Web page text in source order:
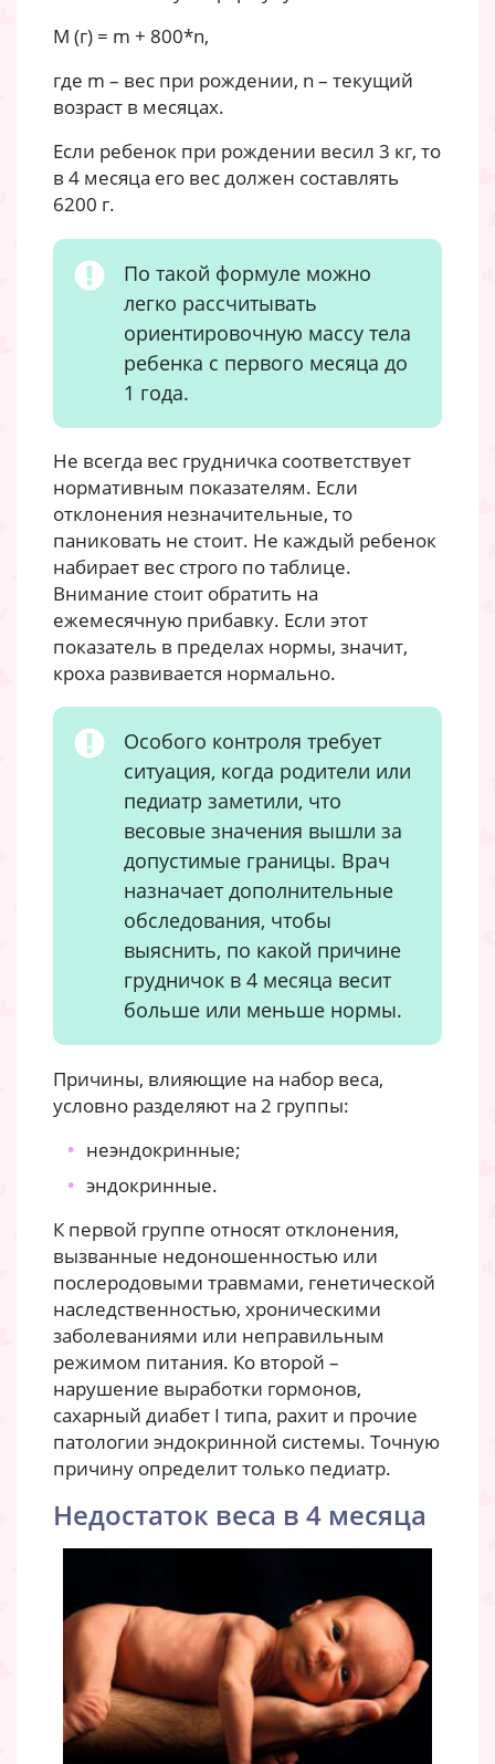
M (г) = m + 800*n,
где m – вес при рождении, n – текущий
возраст в месяцах.
Если ребенок при рождении весил 3 кг, то
в 4 месяца его вес должен составлять
6200 г.
По такой формуле можно
легко рассчитывать
ориентировочную массу тела
ребенка с первого месяца до
1 года.
Не всегда вес грудничка соответствует
нормативным показателям. Если
отклонения незначительные, то
паниковать не стоит. Не каждый ребенок
набирает вес строго по таблице.
Внимание стоит обратить на
ежемесячную прибавку. Если этот
показатель в пределах нормы, значит,
кроха развивается нормально.
Особого контроля требует
ситуация, когда родители или
педиатр заметили, что
весовые значения вышли за
допустимые границы. Врач
назначает дополнительные
обследования, чтобы
выяснить, по какой причине
грудничок в 4 месяца весит
больше или меньше нормы.
Причины, влияющие на набор веса,
условно разделяют на 2 группы:
неэндокринные;
эндокринные.
К первой группе относят отклонения,
вызванные недоношенностью или
послеродовыми травмами, генетической
наследственностью, хроническими
заболеваниями или неправильным
режимом питания. Ко второй –
нарушение выработки гормонов,
сахарный диабет I типа, рахит и прочие
патологии эндокринной системы. Точную
причину определит только педиатр.
Недостаток веса в 4 месяца